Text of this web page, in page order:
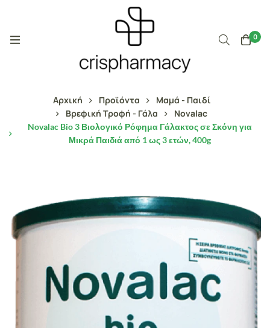
0
Αρχική Προϊόντα
Μαμά - Παιδί
Βρεφική Τροφή - Γάλα
Novalac
Novalac Bio 3 Βιολογικό Ρόφημα Γάλακτος σε Σκόνη για
Μικρά Παιδιά από 1 ως 3 ετών, 400g